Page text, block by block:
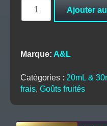
Ultimate
-
A&L
Ajouter
Marque: A&L
Catégories : 20mL &
frais, Goûts fruités